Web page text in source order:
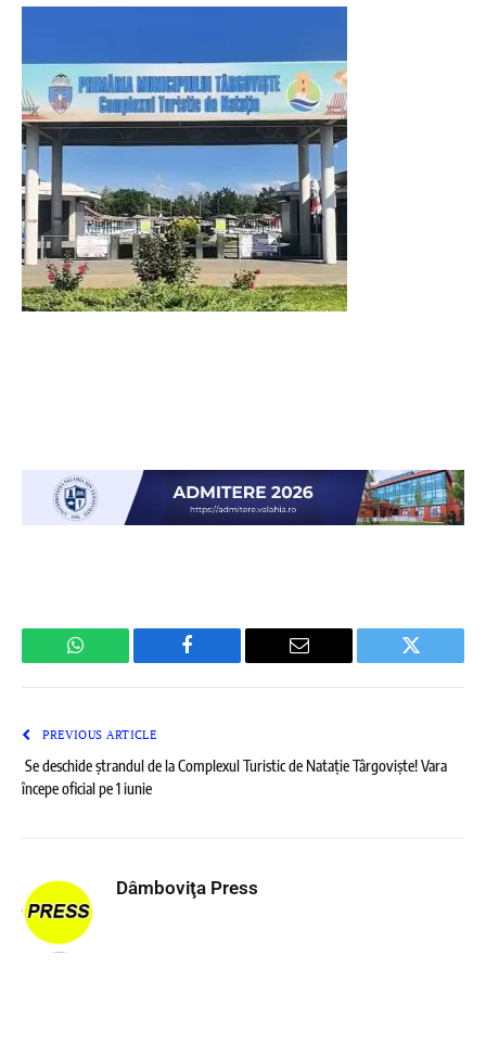
WhatsApp Facebook Email Twitter
PREVIOUS ARTICLE
Se deschide ștrandul de la Complexul Turistic de Natație Târgoviște! Vara
începe oficial pe 1 iunie
Dâmboviţa Press